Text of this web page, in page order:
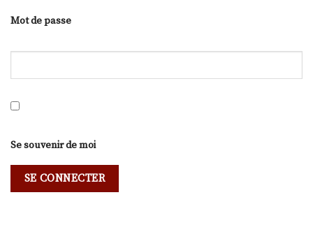
Mot de passe
Se souvenir de moi